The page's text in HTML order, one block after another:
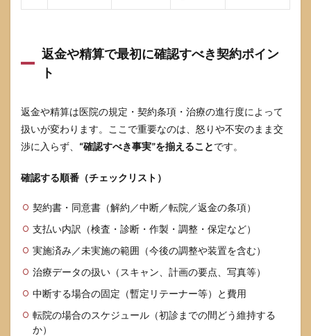
返金や精算で最初に確認すべき契約ポイン
ト
返金や精算は医院の規定・契約条項・治療の進行度によって
扱いが変わります。ここで重要なのは、怒りや不安のまま交
渉に入らず、 “確認すべき事実”を揃えることです。
確認する順番（チェックリスト）
契約書・同意書（解約／中断／転院／返金の条項）
支払い内訳（検査・診断・作製・調整・保定など）
実施済み／未実施の範囲（今後の調整や装置を含む）
治療データの扱い（スキャン、計画の要点、写真等）
中断する場合の固定（暫定リテーナー等）と費用
転院の場合のスケジュール（初診までの間どう維持する
か）